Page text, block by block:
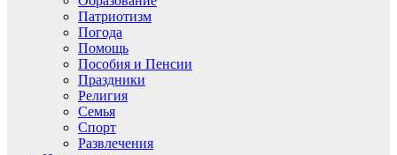
Патриотизм
Погода
Помощь
Пособия и Пенсии
Праздники
Религия
Семья
Спорт
Развлечения